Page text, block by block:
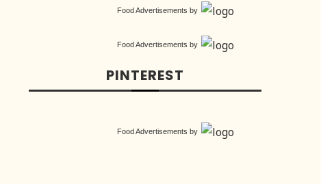
Food Advertisements by
Food Advertisements by
PINTEREST
Food Advertisements by